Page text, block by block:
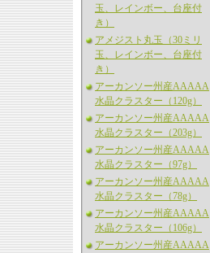
玉、レインボー、台座付
き）
アメジスト丸玉（30ミリ
玉、レインボー、台座付
き）
アーカンソー州産AAAAA
水晶クラスター（120g）
アーカンソー州産AAAAA
水晶クラスター（203g）
アーカンソー州産AAAAA
水晶クラスター（97g）
アーカンソー州産AAAAA
水晶クラスター（78g）
アーカンソー州産AAAAA
水晶クラスター（106g）
アーカンソー州産AAAAA